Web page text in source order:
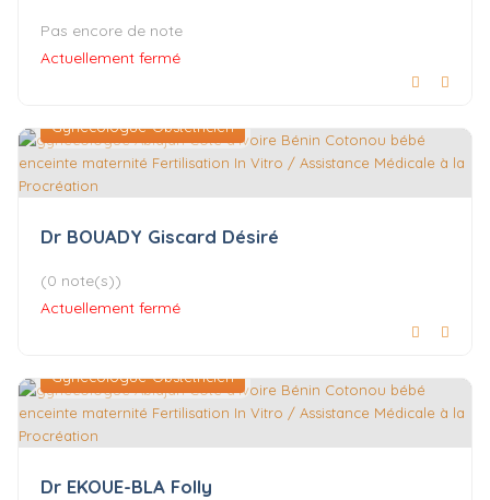
Pas encore de note
Actuellement fermé
Gynécologue-Obstétricien
Dr BOUADY Giscard Désiré
(0 note(s))
Actuellement fermé
Gynécologue-Obstétricien
Dr EKOUE-BLA Folly